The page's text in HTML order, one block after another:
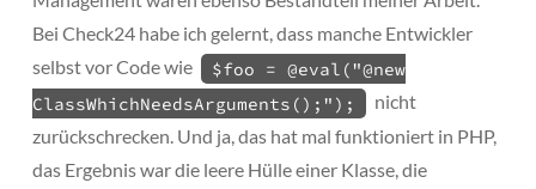
Bei Check24 habe ich gelernt, dass manche Entwickler
selbst vor Code wie
$foo = @eval("@new
ClassWhichNeedsArguments();");
nicht
zurückschrecken. Und ja, das hat mal funktioniert in PHP,
das Ergebnis war die leere Hülle einer Klasse, die